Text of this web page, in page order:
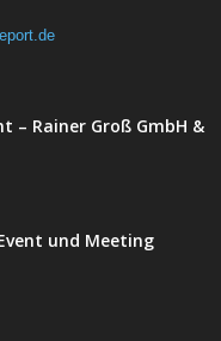
– Rainer Groß GmbH &
und Meeting